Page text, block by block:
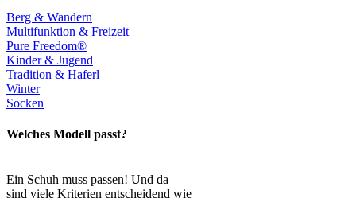
Berg & Wandern
Multifunktion & Freizeit
Pure Freedom®
Kinder & Jugend
Tradition & Haferl
Winter
Socken
Welches Modell passt?
Ein Schuh muss passen! Und da
sind viele Kriterien entscheidend wie